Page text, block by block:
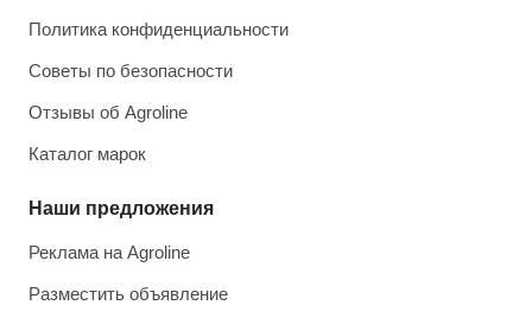
Политика конфиденциальности
Советы по безопасности
Отзывы об Agroline
Каталог марок
Наши предложения
Реклама на Agroline
Разместить объявление